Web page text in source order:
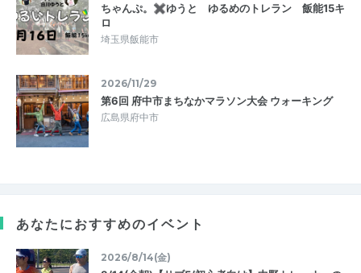
ちゃんぷ。✖ゆうと ゆるめのトレラン 飯能15キ
ロ
埼玉県飯能市
2026/11/29
第6回 府中市まちなかマラソン大会 ウォーキング
広島県府中市
あなたにおすすめのイベント
2026/8/14(金)